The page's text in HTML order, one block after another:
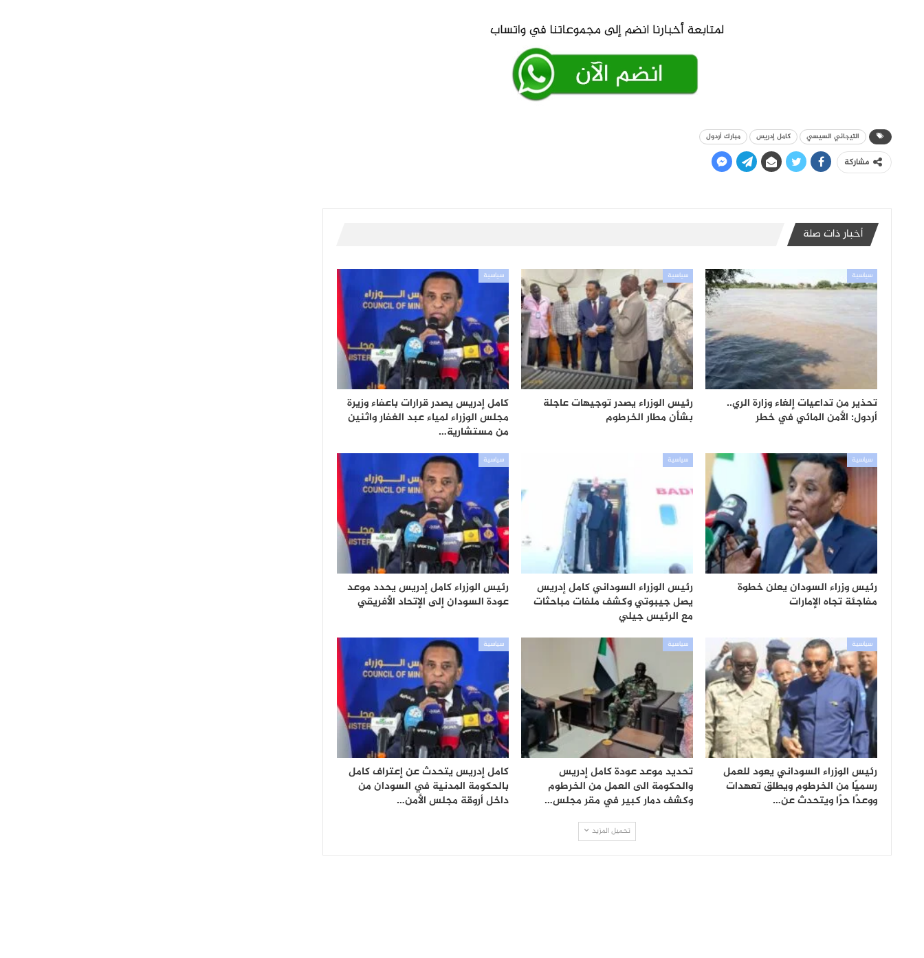
التيجاني السيسي كامل إدريس مبارك أردول
مشاركة
أخبار ذات صلة
سياسية
تحذير من تداعيات إلغاء وزارة الري..
أردول: الأمن المائي في خطر
سياسية
رئيس الوزراء يصدر توجيهات عاجلة
بشأن مطار الخرطوم
سياسية
كامل إدريس يصدر قرارات باعفاء وزيرة
مجلس الوزراء لمياء عبد الغفار واثنين
من مستشارية…
سياسية
رئيس وزراء السودان يعلن خطوة
مفاجئة تجاه الإمارات
سياسية
رئيس الوزراء السوداني كامل إدريس
يصل جيبوتي وكشف ملفات مباحثات
مع الرئيس جيلي
سياسية
رئيس الوزراء كامل إدريس يحدد موعد
عودة السودان إلى الإتحاد الأفريقي
سياسية
رئيس الوزراء السوداني يعود للعمل
رسميًا من الخرطوم ويطلق تعهدات
ووعدًا حرًا ويتحدث عن…
سياسية
تحديد موعد عودة كامل إدريس
والحكومة الى العمل من الخرطوم
وكشف دمار كبير في مقر مجلس…
سياسية
كامل إدريس يتحدث عن إعتراف كامل
بالحكومة المدنية في السودان من
داخل أروقة مجلس الأمن…
تحميل المزيد